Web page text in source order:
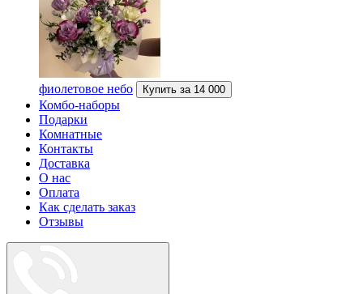
фиолетовое небо Купить за 14 000
Комбо-наборы
Подарки
Комнатные
Контакты
Доставка
О нас
Оплата
Как сделать заказ
Отзывы